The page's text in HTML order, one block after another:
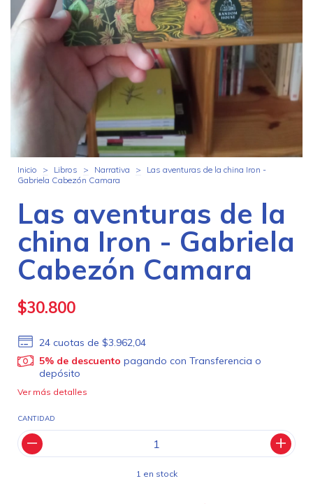
Inicio > Libros > Narrativa >
Las aventuras de la china Iron -
Gabriela Cabezón Camara
Las aventuras de la
china Iron - Gabriela
Cabezón Camara
$30.800
24 cuotas de$3.962,04
5% de descuento pagando con Transferencia o
depósito
Ver más detalles
CANTIDAD
1 en stock